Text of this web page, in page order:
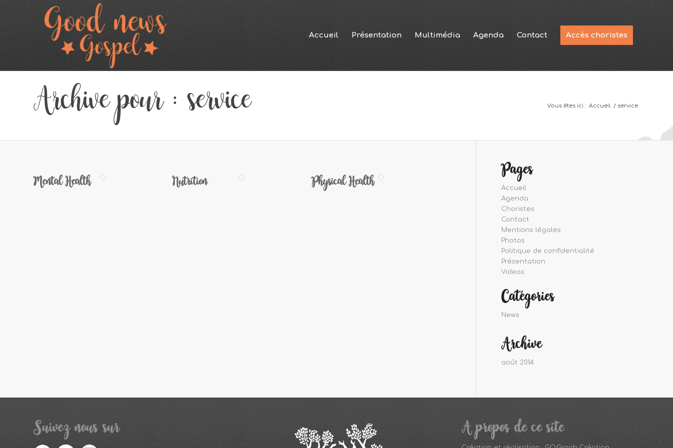
Accueil Présentation Multimédia Agenda Contact Accès choristes
Archive pour : service Vous êtes ici : Accueil / service
Mental Health Nutrition Physical Health Pages
Accueil
Agenda
Choristes
Contact
Mentions légales
Photos
Politique de confidentialité
Présentation
Videos
Catégories
News
Archive
août 2014
Suivez nous sur A propos de ce site